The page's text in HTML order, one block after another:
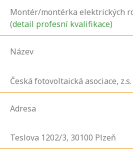
Montér/montérka elektrických
(detail profesní kvalifikace)
Název
Česká fotovoltaická asociace, z.s.
Adresa
Teslova 1202/3, 30100 Plzeň